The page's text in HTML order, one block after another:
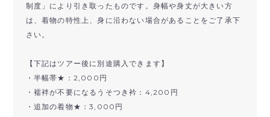
制度」により引き取ったものです。身幅や身丈が大きい方
は、着物の特性上、身に沿わない場合があることをご了承下
さい。
【下記はツアー後に別途購入できます】
・半幅帯★：2,000円
・襦袢が不要になるうそつき衿：4,200円
・追加の着物★：3,000円